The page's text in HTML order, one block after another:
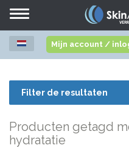
Toggle
Mijn account /
Filter de resultaten
Producten getagd
hydratatie